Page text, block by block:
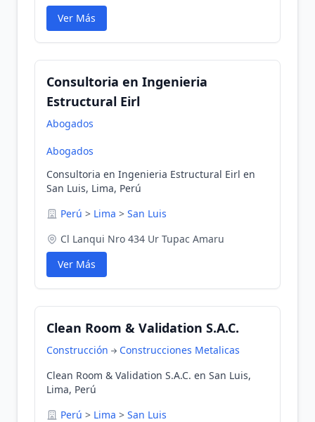
Ver Más
Consultoria en Ingenieria
Estructural Eirl
Abogados
Abogados
Consultoria en Ingenieria Estructural Eirl en
San Luis, Lima, Perú
Perú > Lima > San Luis
Cl Lanqui Nro 434 Ur Tupac Amaru
Ver Más
Clean Room & Validation S.A.C.
Construcción
Construcciones Metalicas
Clean Room & Validation S.A.C. en San Luis,
Lima, Perú
Perú > Lima > San Luis